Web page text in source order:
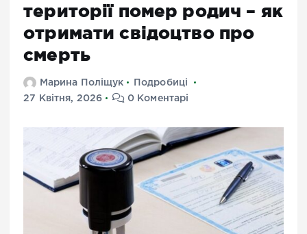
території помер родич – як
отримати свідоцтво про
смерть
Марина Поліщук
Подробиці
27 Квітня, 2026
0 Коментарі